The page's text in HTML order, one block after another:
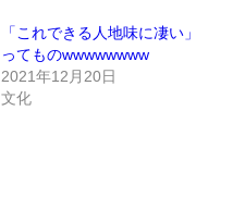
「これできる人地味に凄い」
ってものwwwwwwww
2021年12月20日
文化